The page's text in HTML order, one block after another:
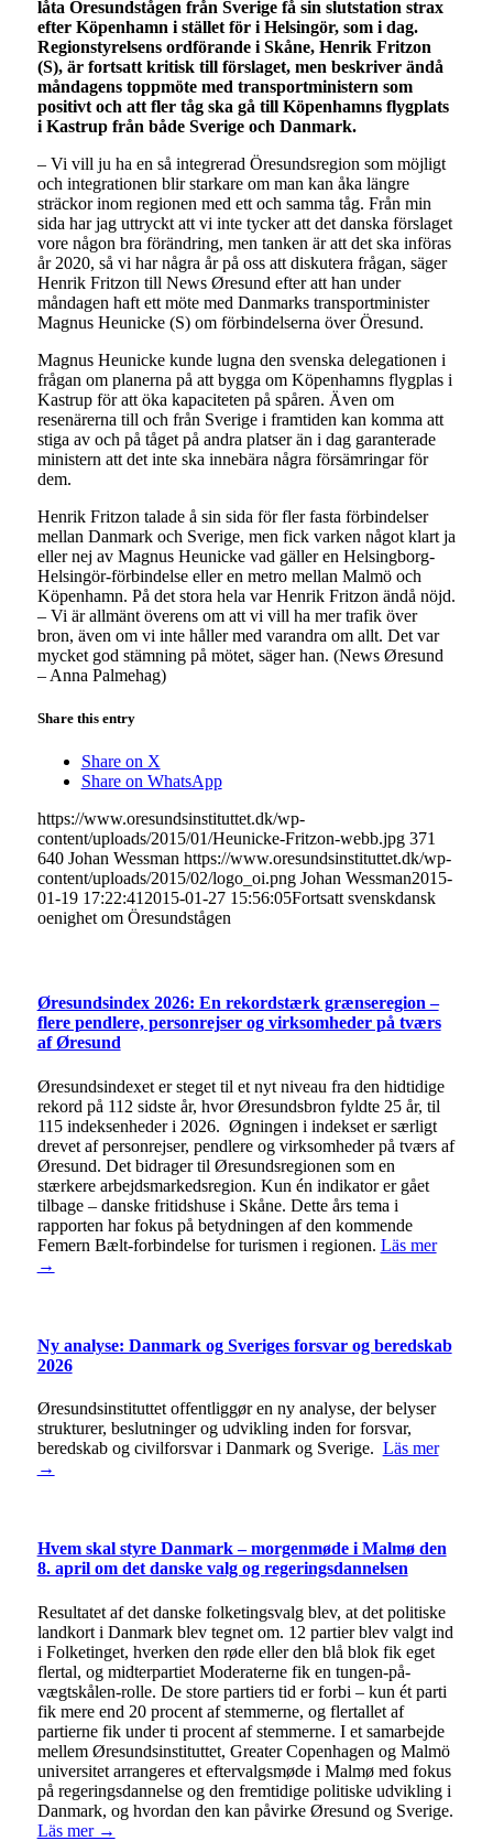
låta Öresundstågen från Sverige få sin slutstation strax
efter Köpenhamn i stället för i Helsingör, som i dag.
Regionstyrelsens ordförande i Skåne, Henrik Fritzon
(S), är fortsatt kritisk till förslaget, men beskriver ändå
måndagens toppmöte med transportministern som
positivt och att fler tåg ska gå till Köpenhamns flygplats
i Kastrup från både Sverige och Danmark.
– Vi vill ju ha en så integrerad Öresundsregion som möjligt
och integrationen blir starkare om man kan åka längre
sträckor inom regionen med ett och samma tåg. Från min
sida har jag uttryckt att vi inte tycker att det danska förslaget
vore någon bra förändring, men tanken är att det ska införas
år 2020, så vi har några år på oss att diskutera frågan, säger
Henrik Fritzon till News Øresund efter att han under
måndagen haft ett möte med Danmarks transportminister
Magnus Heunicke (S) om förbindelserna över Öresund.
Magnus Heunicke kunde lugna den svenska delegationen i
frågan om planerna på att bygga om Köpenhamns flygplas i
Kastrup för att öka kapaciteten på spåren. Även om
resenärerna till och från Sverige i framtiden kan komma att
stiga av och på tåget på andra platser än i dag garanterade
ministern att det inte ska innebära några försämringar för
dem.
Henrik Fritzon talade å sin sida för fler fasta förbindelser
mellan Danmark och Sverige, men fick varken något klart ja
eller nej av Magnus Heunicke vad gäller en Helsingborg-
Helsingör-förbindelse eller en metro mellan Malmö och
Köpenhamn. På det stora hela var Henrik Fritzon ändå nöjd.
– Vi är allmänt överens om att vi vill ha mer trafik över
bron, även om vi inte håller med varandra om allt. Det var
mycket god stämning på mötet, säger han. (News Øresund
– Anna Palmehag)
Share this entry
Share on X
Share on WhatsApp
https://www.oresundsinstituttet.dk/wp-
content/uploads/2015/01/Heunicke-Fritzon-webb.jpg 371
640 Johan Wessman https://www.oresundsinstituttet.dk/wp-
content/uploads/2015/02/logo_oi.png Johan Wessman2015-
01-19 17:22:41 2015-01-27 15:56:05Fortsatt svenskdansk
oenighet om Öresundstågen
Øresundsindex 2026: En rekordstærk grænseregion –
flere pendlere, personrejser og virksomheder på tværs
af Øresund
Øresundsindexet er steget til et nyt niveau fra den hidtidige
rekord på 112 sidste år, hvor Øresundsbron fyldte 25 år, til
115 indeksenheder i 2026. Øgningen i indekset er særligt
drevet af personrejser, pendlere og virksomheder på tværs af
Øresund. Det bidrager til Øresundsregionen som en
stærkere arbejdsmarkedsregion. Kun én indikator er gået
tilbage – danske fritidshuse i Skåne. Dette års tema i
rapporten har fokus på betydningen af den kommende
Femern Bælt-forbindelse for turismen i regionen. Läs mer
→
Ny analyse: Danmark og Sveriges forsvar og beredskab
2026
Øresundsinstituttet offentliggør en ny analyse, der belyser
strukturer, beslutninger og udvikling inden for forsvar,
beredskab og civilforsvar i Danmark og Sverige. Läs mer
→
Hvem skal styre Danmark – morgenmøde i Malmø den
8. april om det danske valg og regeringsdannelsen
Resultatet af det danske folketingsvalg blev, at det politiske
landkort i Danmark blev tegnet om. 12 partier blev valgt ind
i Folketinget, hverken den røde eller den blå blok fik eget
flertal, og midterpartiet Moderaterne fik en tungen-på-
vægtskålen-rolle. De store partiers tid er forbi – kun ét parti
fik mere end 20 procent af stemmerne, og flertallet af
partierne fik under ti procent af stemmerne. I et samarbejde
mellem Øresundsinstituttet, Greater Copenhagen og Malmö
universitet arrangeres et eftervalgsmøde i Malmø med fokus
på regeringsdannelse og den fremtidige politiske udvikling i
Danmark, og hvordan den kan påvirke Øresund og Sverige.
Läs mer →